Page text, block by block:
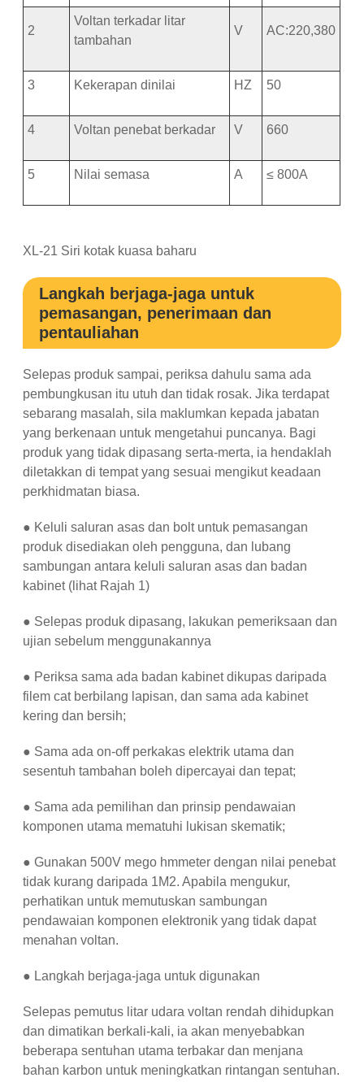
2
Voltan terkadar litar
tambahan
V AC:220,380
3 Kekerapan dinilai HZ 50
4 Voltan penebat berkadar V 660
5 Nilai semasa A ≤ 800A
XL-21 Siri kotak kuasa baharu
Langkah berjaga-jaga untuk
pemasangan, penerimaan dan
pentauliahan
Selepas produk sampai, periksa dahulu sama ada
pembungkusan itu utuh dan tidak rosak. Jika terdapat
sebarang masalah, sila maklumkan kepada jabatan
yang berkenaan untuk mengetahui puncanya. Bagi
produk yang tidak dipasang serta-merta, ia hendaklah
diletakkan di tempat yang sesuai mengikut keadaan
perkhidmatan biasa.
● Keluli saluran asas dan bolt untuk pemasangan
produk disediakan oleh pengguna, dan lubang
sambungan antara keluli saluran asas dan badan
kabinet (lihat Rajah 1)
● Selepas produk dipasang, lakukan pemeriksaan dan
ujian sebelum menggunakannya
● Periksa sama ada badan kabinet dikupas daripada
filem cat berbilang lapisan, dan sama ada kabinet
kering dan bersih;
● Sama ada on-off perkakas elektrik utama dan
sesentuh tambahan boleh dipercayai dan tepat;
● Sama ada pemilihan dan prinsip pendawaian
komponen utama mematuhi lukisan skematik;
● Gunakan 500V mego hmmeter dengan nilai penebat
tidak kurang daripada 1M2. Apabila mengukur,
perhatikan untuk memutuskan sambungan
pendawaian komponen elektronik yang tidak dapat
menahan voltan.
● Langkah berjaga-jaga untuk digunakan
Selepas pemutus litar udara voltan rendah dihidupkan
dan dimatikan berkali-kali, ia akan menyebabkan
beberapa sentuhan utama terbakar dan menjana
bahan karbon untuk meningkatkan rintangan sentuhan.